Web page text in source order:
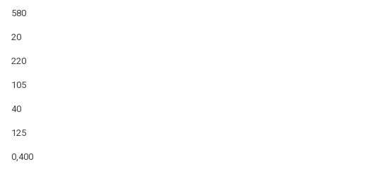
580
20
220
105
40
125
0,400